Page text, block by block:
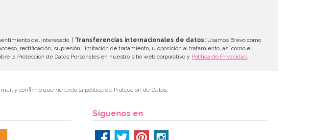
del interesado. | Transferencias internacionales de datos: Usamos Brevo como
rectificación, supresión, limitación de tratamiento, u oposición al tratamiento, así como el
la Protección de Datos Personales en nuestro sitio web corporativo y Política de Privacidad
y confirmo que he leído la política de Protección de Datos.
Síguenos en